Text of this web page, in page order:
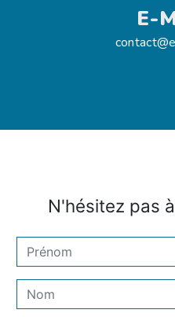
E-
N'hésitez pas